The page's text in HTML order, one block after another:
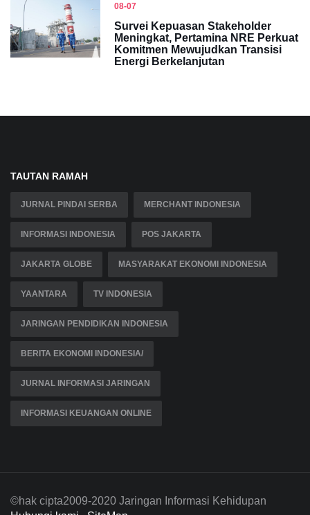
08-07
Survei Kepuasan Stakeholder
Meningkat, Pertamina NRE Perkuat
Komitmen Mewujudkan Transisi
Energi Berkelanjutan
TAUTAN RAMAH
JURNAL PINDAI SERBA MERCHANT INDONESIA
INFORMASI INDONESIA POS JAKARTA
JAKARTA GLOBE MASYARAKAT EKONOMI INDONESIA
YAANTARA TV INDONESIA
JARINGAN PENDIDIKAN INDONESIA
BERITA EKONOMI INDONESIA/
JURNAL INFORMASI JARINGAN
INFORMASI KEUANGAN ONLINE
©hak cipta2009-2020 Jaringan Informasi Kehidupan